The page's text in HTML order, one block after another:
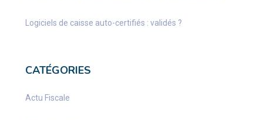
Logiciels de caisse auto-certifiés : validés ?
CATÉGORIES
Actu Fiscale